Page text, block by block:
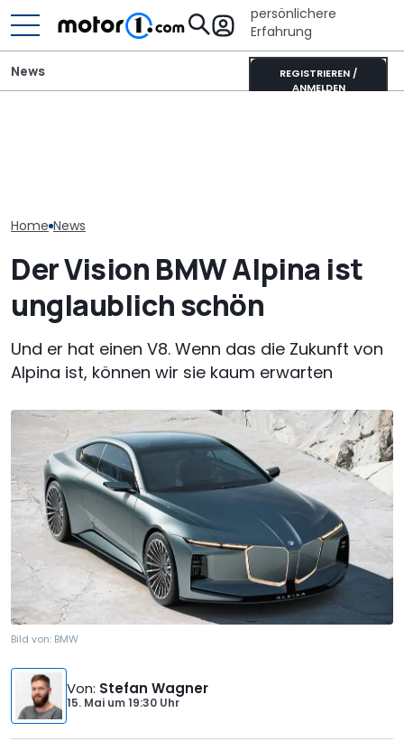
persönlichere
Erfahrung
REGISTRIEREN /
ANMELDEN
News
Home News
Der Vision BMW Alpina ist
unglaublich schön
Und er hat einen V8. Wenn das die Zukunft von
Alpina ist, können wir sie kaum erwarten
Bild von: BMW
Von: Stefan Wagner
15. Mai um19:30 Uhr